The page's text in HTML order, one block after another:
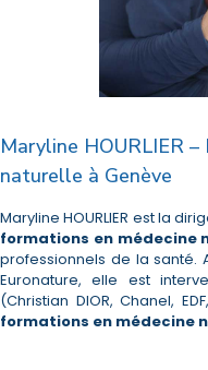
Maryline HOURLIER
naturelle à Genève
Maryline HOURLIER est la
formations en médecine
professionnels de la santé.
Euronature, elle est
(Christian DIOR, Chanel,
formations en médecine